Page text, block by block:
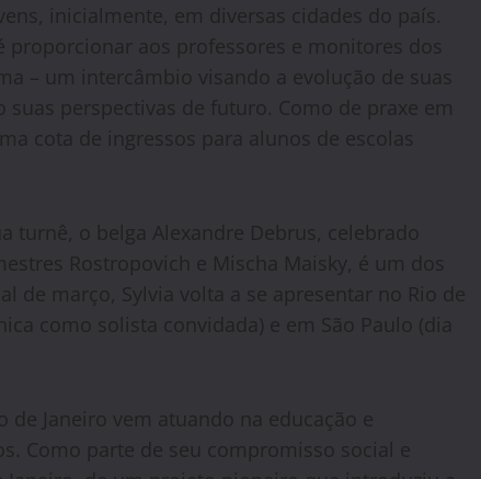
inicialmente, em diversas cidades do país.
aos professores e monitores dos
– um intercâmbio visando a evolução de suas
perspectivas de futuro. Como de praxe em
cota de ingressos para alunos de escolas
turnê, o belga Alexandre Debrus, celebrado
Rostropovich e Mischa Maisky, é um dos
de março, Sylvia volta a se apresentar no Rio de
como solista convidada) e em São Paulo (dia
Janeiro vem atuando na educação e
Como parte de seu compromisso social e